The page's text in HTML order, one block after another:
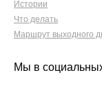
Истории
Что делать
Маршрут выходного
Мы в